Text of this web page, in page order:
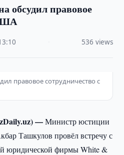
обсудил правовое
536 views
правовое сотрудничество с
—Министр юстиции
Ташкулов провёл встречу с
юридической фирмы White &